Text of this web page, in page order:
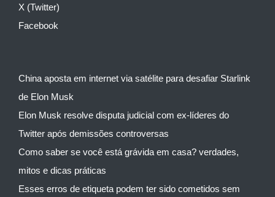
X (Twitter)
Facebook
China aposta em internet via satélite para desafiar Starlink
de Elon Musk
Elon Musk resolve disputa judicial com ex-líderes do
Twitter após demissões controversas
Como saber se você está grávida em casa? verdades,
mitos e dicas práticas
Esses erros de etiqueta podem ter sido cometidos sem